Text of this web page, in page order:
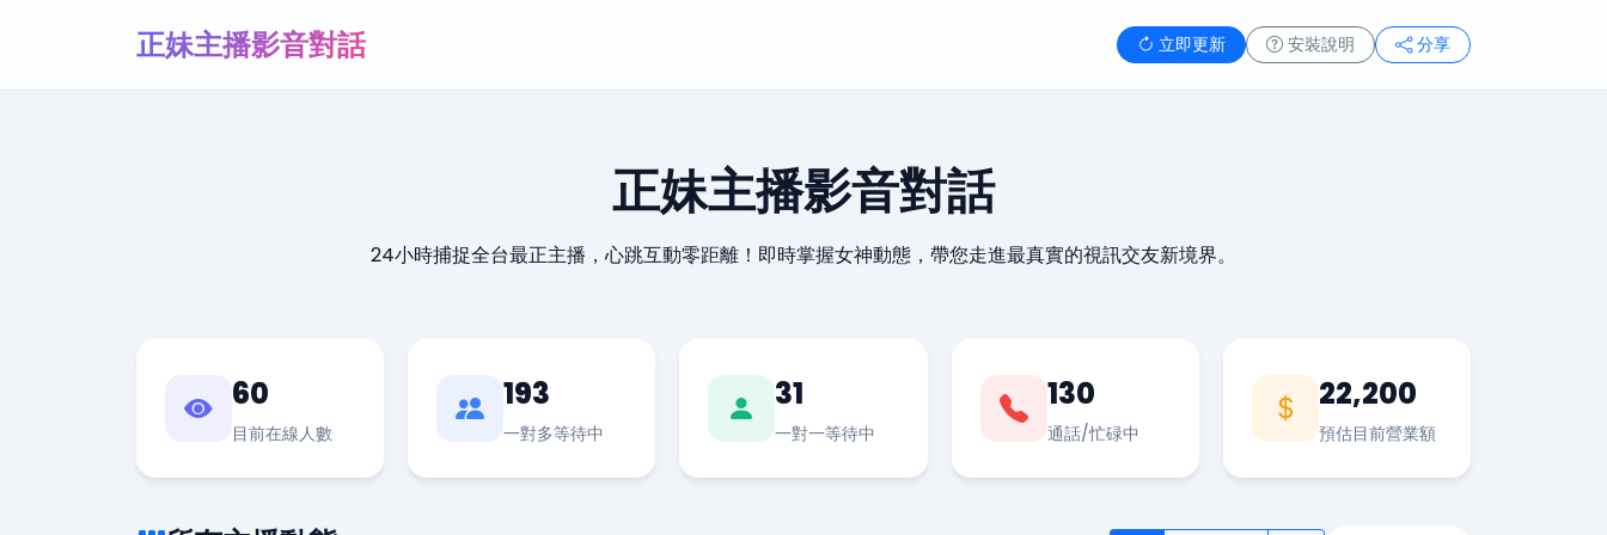
正妹主播影音對話 立即更新 安裝說明 分享
正妹主播影音對話
24小時捕捉全台最正主播，心跳互動零距離！即時掌握女神動態，帶您走進最真實的視訊交友新境界。
60
目前在線人數
193
一對多等待中
31
一對一等待中
130
通話/忙碌中
22,200
預估目前營業額